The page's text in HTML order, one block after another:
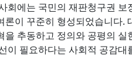
회에는 국민의 재판청구권
론이 꾸준히 형성되었습니다.
을 추동하고 정의와 공평의
이 필요하다는 사회적 공감대